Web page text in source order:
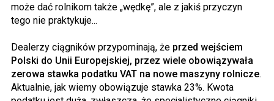
może dać rolnikom także „wędkę”, ale z jakiś przyczyn
tego nie praktykuje...
Dealerzy ciągników przypominają, że przed wejściem
Polski do Unii Europejskiej, przez wiele obowiązywała
zerowa stawka podatku VAT na nowe maszyny rolnicze.
Aktualnie, jak wiemy obowiązuje stawka 23%. Kwota